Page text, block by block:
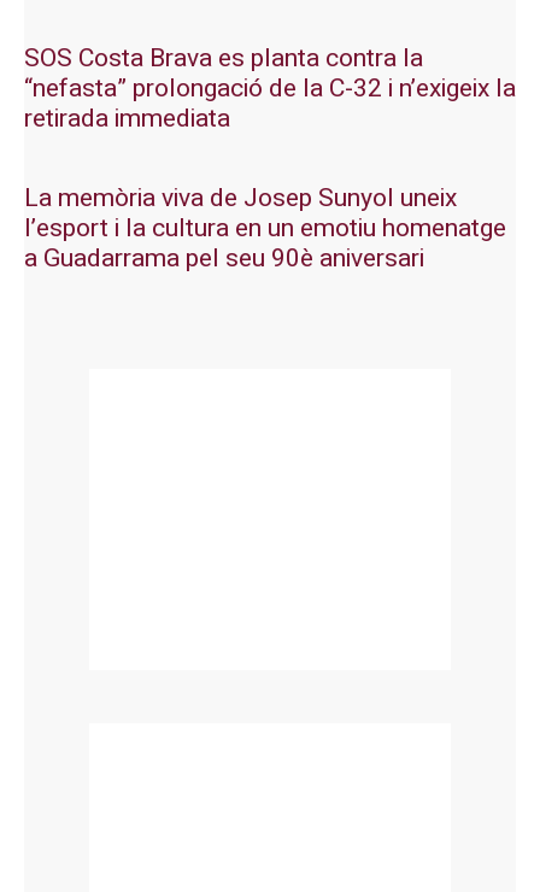
SOS Costa Brava es planta contra la
“nefasta” prolongació de la C-32 i n’exigeix la
retirada immediata
La memòria viva de Josep Sunyol uneix
l’esport i la cultura en un emotiu homenatge
a Guadarrama pel seu 90è aniversari